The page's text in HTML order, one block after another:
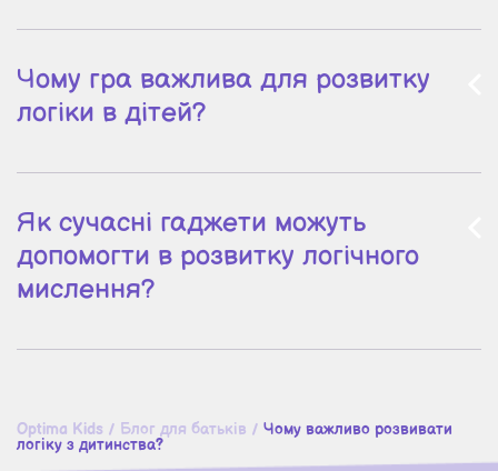
Чому гра важлива для розвитку
логіки в дітей?
Як сучасні гаджети можуть
допомогти в розвитку логічного
мислення?
Optima Kids / Блог для батьків / Чому важливо розвивати
логіку з дитинства?